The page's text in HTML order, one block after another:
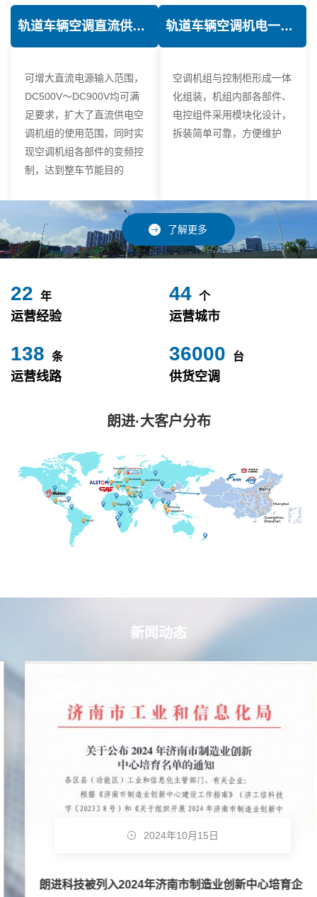
轨道车辆空调直流供电技术
可增大直流电源输入范围，
DC500V～DC900V均可满
足要求，扩大了直流供电空
调机组的使用范围，同时实
现空调机组各部件的变频控
制，达到整车节能目的
轨道车辆空调机电一体化技术
空调机组与控制柜形成一体
化组装，机组内部各部件、
电控组件采用模块化设计，
拆装简单可靠，方便维护
了解更多
24 年
运营经验
49 个
运营城市
153 条
运营线路
40000 台
供货空调
朗进·大客户分布
新闻动态
2024年10月15日
朗进科技被列入2024年济南市制造业创新中心培育企